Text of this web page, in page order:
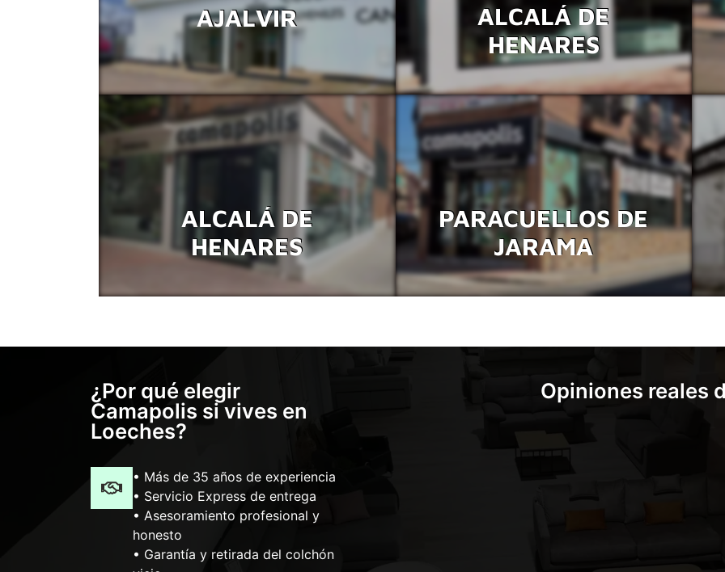
AJALVIR
ALCALÁ DE
HENARES
ALCALÁ DE
HENARES
PARACUELLOS DE
JARAMA
¿Por qué elegir
Camapolis si vives en
Loeches?
• Más de 35 años de experiencia
• Servicio Express de entrega
• Asesoramiento profesional y
honesto
• Garantía y retirada del colchón
Opiniones reales